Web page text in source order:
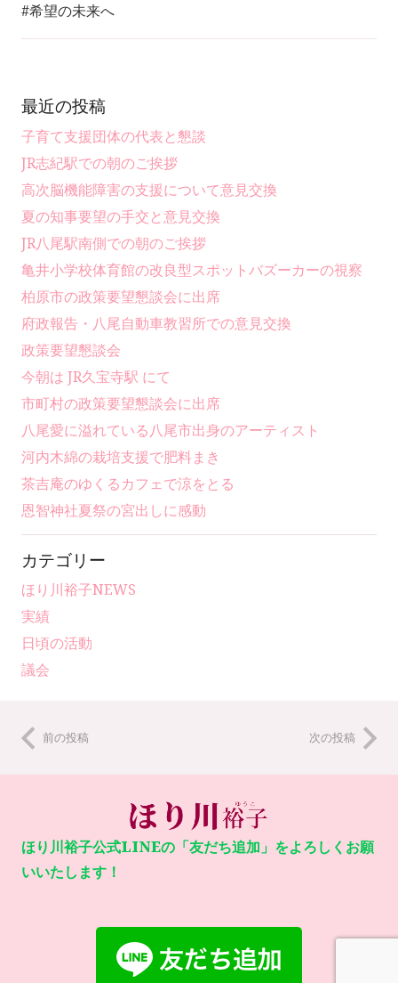
#希望の未来へ
最近の投稿
子育て支援団体の代表と懇談
JR志紀駅での朝のご挨拶
高次脳機能障害の支援について意見交換
夏の知事要望の手交と意見交換
JR八尾駅南側での朝のご挨拶
亀井小学校体育館の改良型スポットバズーカーの視察
柏原市の政策要望懇談会に出席
府政報告・八尾自動車教習所での意見交換
政策要望懇談会
今朝は JR久宝寺駅 にて
市町村の政策要望懇談会に出席
八尾愛に溢れている八尾市出身のアーティスト
河内木綿の栽培支援で肥料まき
茶吉庵のゆくるカフェで涼をとる
恩智神社夏祭の宮出しに感動
カテゴリー
ほり川裕子NEWS
実績
日頃の活動
議会
前の投稿 次の投稿
ほり川裕子公式LINEの「友だち追加」をよろしくお願
いいたします！